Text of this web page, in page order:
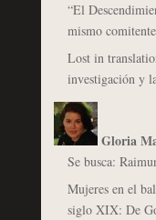
“El
mismo comitente
Lost in
investigación y
Gloria
Se busca:
Mujeres en el
siglo XIX: De